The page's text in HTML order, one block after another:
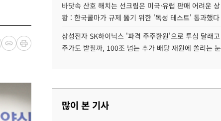
바닷속 산호 해치는 선크림은 미국·유럽 판매 어려운 상
황 : 한국콜마가 규제 뚫기 위한 '독성 테스트' 통과했다
삼성전자 SK하이닉스 '파격 주주환원'으로 투심 달래고
주가도 받칠까, 100조 넘는 추가 배당 재원에 쏠리는 눈
많이 본 기사